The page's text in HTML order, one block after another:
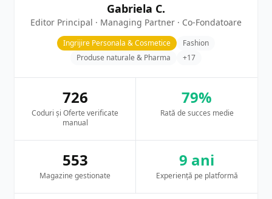
Gabriela C.
Editor Principal · Managing Partner · Co-Fondatoare
Ingrijire Personala & Cosmetice
Fashion
Produse naturale & Pharma
+17
726
Coduri și Oferte verificate
manual
79%
Rată de succes medie
553
Magazine gestionate
9 ani
Experiență pe platformă